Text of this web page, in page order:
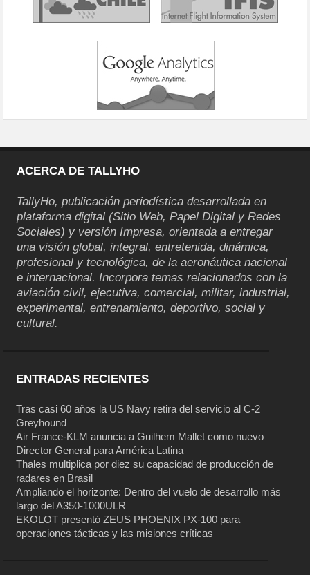
ACERCA DE TALLYHO
TallyHo, publicación periodística desarrollada en
plataforma digital (Sitio Web, Papel Digital y Redes
Sociales) y versión Impresa, orientada a entregar
una visión global, integral, entretenida, dinámica,
profesional y tecnológica, de la aeronáutica nacional
e internacional. Incorpora temas relacionados con la
aviación civil, ejecutiva, comercial, militar, industrial,
experimental, entrenamiento, deportivo, social y
cultural.
ENTRADAS RECIENTES
Tras casi 60 años la US Navy retira del servicio al C-2
Greyhound
Air France-KLM anuncia a Guilhem Mallet como nuevo
Director General para América Latina
Thales multiplica por diez su capacidad de producción de
radares en Brasil
Ampliando el horizonte: Dentro del vuelo de desarrollo más
largo del A350-1000ULR
EKOLOT presentó ZEUS PHOENIX PX-100 para
operaciones tácticas y las misiones críticas